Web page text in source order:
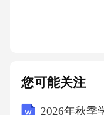
您可能关注